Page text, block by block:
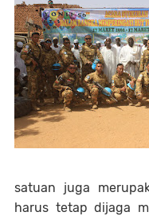
satuan juga
harus tetap dijaga